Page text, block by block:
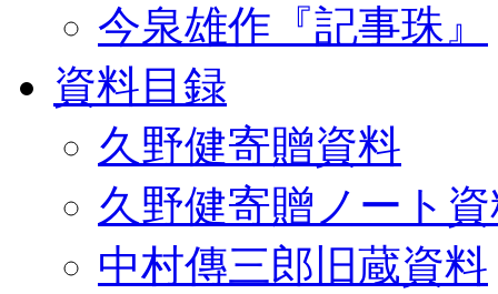
今泉雄作『記事珠』
資料目録
久野健寄贈資料
久野健寄贈ノート
中村傳三郎旧蔵資料